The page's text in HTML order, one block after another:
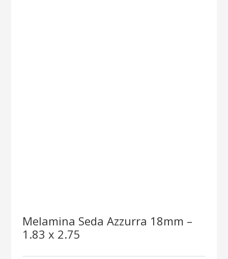
Melamina Seda Azzurra 18mm –
1.83 x 2.75